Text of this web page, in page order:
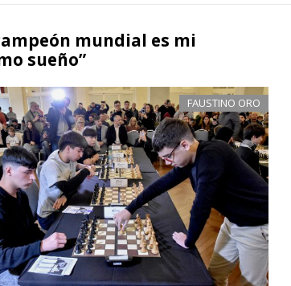
mundial es mi
sueño”
FAUSTINO ORO